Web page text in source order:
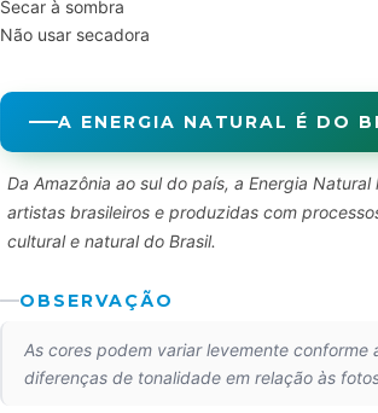
Secar à sombra
Não usar secadora
A ENERGIA NATURAL É DO
Da Amazônia ao sul do país, a Energia
artistas brasileiros e produzidas com
cultural e natural do Brasil.
OBSERVAÇÃO
As cores podem variar levemente
diferenças de tonalidade em relação às